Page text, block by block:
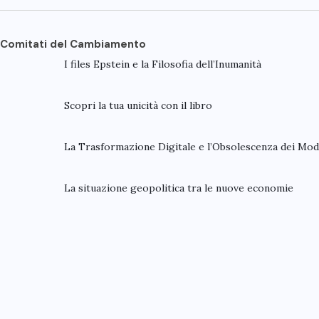
Comitati del Cambiamento
I files Epstein e la Filosofia dell’Inumanità
Scopri la tua unicità con il libro
La Trasformazione Digitale e l’Obsolescenza dei
La situazione geopolitica tra le nuove economie